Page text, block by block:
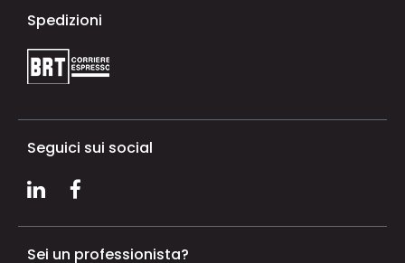
Spedizioni
Seguici sui social
Sei un professionista?